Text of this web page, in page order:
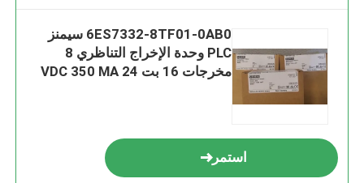
6ES7332-8TF01-0AB0 سيمنز
PLC وحدة الإخراج التناظري 8
مخرجات 16 بت 24 VDC 350 MA
استمر